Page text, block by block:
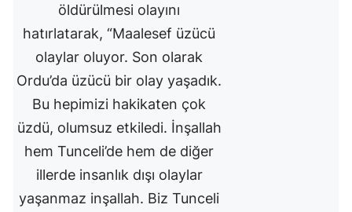
öldürülmesi olayını
hatırlatarak, “Maalesef üzücü
olaylar oluyor. Son olarak
Ordu’da üzücü bir olay yaşadık.
Bu hepimizi hakikaten çok
üzdü, olumsuz etkiledi. İnşallah
hem Tunceli’de hem de diğer
illerde insanlık dışı olaylar
yaşanmaz inşallah. Biz Tunceli